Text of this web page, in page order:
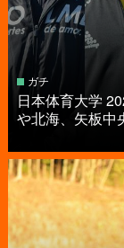
ガチ
日本体育大学
や北海、矢板中